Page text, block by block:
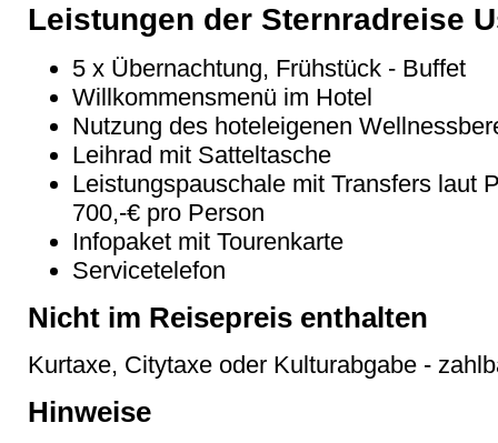
Leistungen der Sternradreise
5 x Übernachtung, Frühstück - Buffet
Willkommensmenü im Hotel
Nutzung des hoteleigenen
Leihrad mit Satteltasche
Leistungspauschale mit Transfers laut
700,-€ pro Person
Infopaket mit Tourenkarte
Servicetelefon
Nicht im Reisepreis enthalten
Kurtaxe, Citytaxe oder Kulturabgabe -
Hinweise